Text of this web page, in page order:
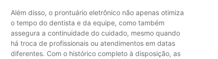
Além disso, o prontuário eletrônico não apenas otimiza
o tempo do dentista e da equipe, como também
assegura a continuidade do cuidado, mesmo quando
há troca de profissionais ou atendimentos em datas
diferentes. Com o histórico completo à disposição, as